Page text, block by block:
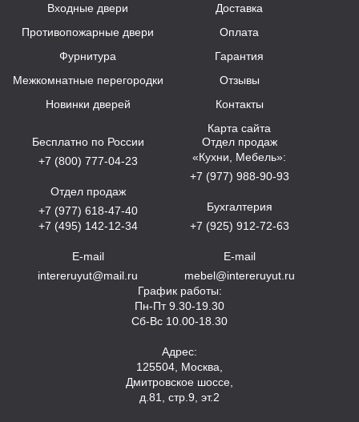
Входные двери
Противопожарные двери
Фурнитура
Межкомнатные перегородки
Новинки дверей
Доставка
Оплата
Гарантия
Отзывы
Контакты
Карта сайта
Бесплатно по России
+7 (800) 777-04-23
Отдел продаж
+7 (977) 618-47-40
+7 (495) 142-12-34
E-mail
intereruyut@mail.ru
Отдел продаж
«Кухни, Мебель»:
+7 (977) 988-90-93
Бухгалтерия
+7 (925) 912-72-63
E-mail
mebel@intereruyut.ru
График работы:
Пн-Пт 9.30-19.30
Сб-Вс 10.00-18.30
Адрес:
125504, Москва,
Дмитровское шоссе,
д.81, стр.9, эт.2